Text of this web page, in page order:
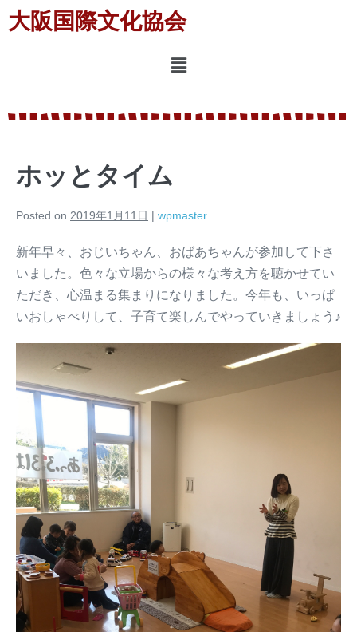
大阪国際文化協会
ホッとタイム
Posted on 2019年1月11日 | wpmaster
新年早々、おじいちゃん、おばあちゃんが参加して下さ
いました。色々な立場からの様々な考え方を聴かせてい
ただき、心温まる集まりになりました。今年も、いっぱ
いおしゃべりして、子育て楽しんでやっていきましょう♪